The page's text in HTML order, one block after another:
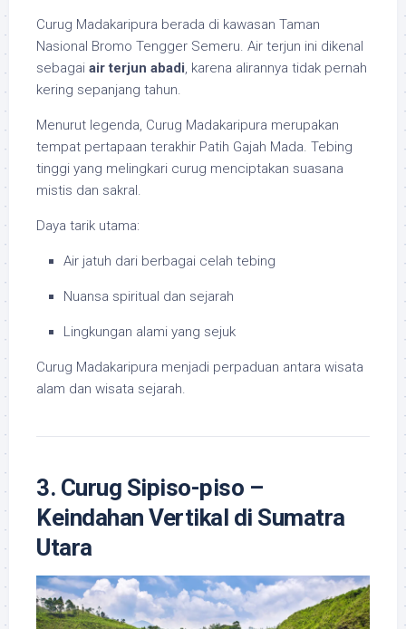
Curug Madakaripura berada di kawasan Taman
Nasional Bromo Tengger Semeru. Air terjun ini dikenal
sebagai air terjun abadi, karena alirannya tidak pernah
kering sepanjang tahun.
Menurut legenda, Curug Madakaripura merupakan
tempat pertapaan terakhir Patih Gajah Mada. Tebing
tinggi yang melingkari curug menciptakan suasana
mistis dan sakral.
Daya tarik utama:
Air jatuh dari berbagai celah tebing
Nuansa spiritual dan sejarah
Lingkungan alami yang sejuk
Curug Madakaripura menjadi perpaduan antara wisata
alam dan wisata sejarah.
3. Curug Sipiso-piso –
Keindahan Vertikal di Sumatra
Utara